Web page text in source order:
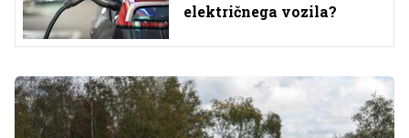
električnega vozila?